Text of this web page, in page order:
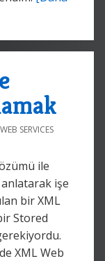
SERVICES
ile
işe
bir XML
Stored
XML Web